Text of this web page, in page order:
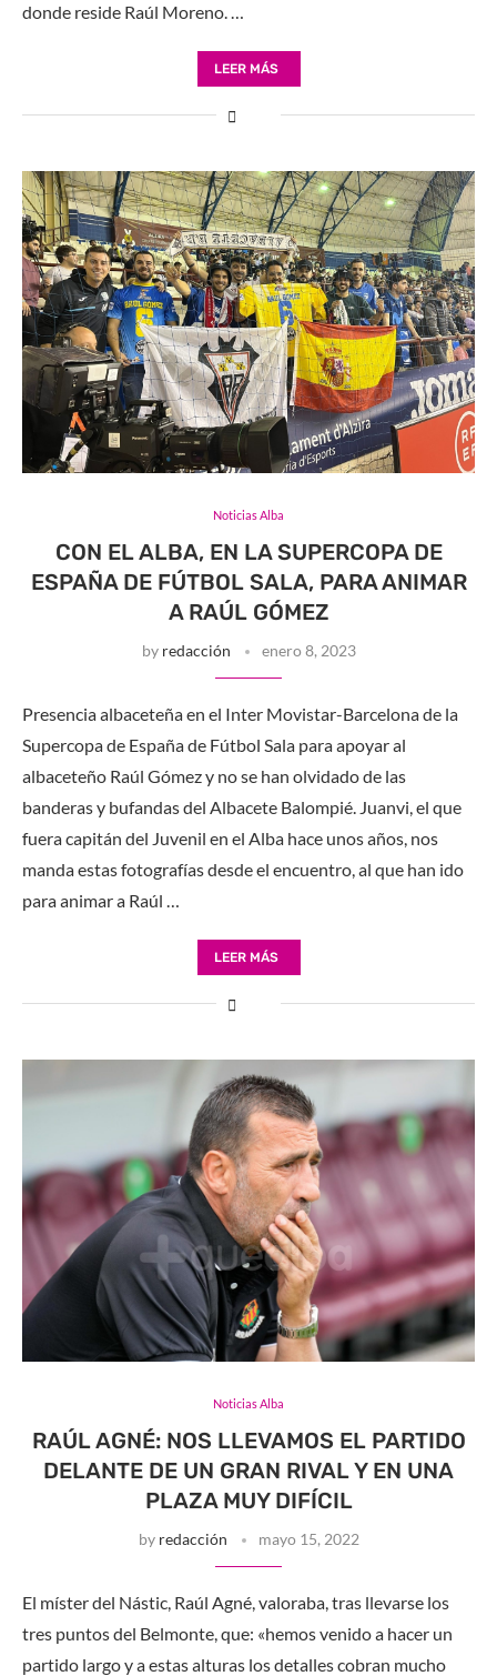
donde reside Raúl Moreno. …
LEER MÁS
Noticias Alba
CON EL ALBA, EN LA SUPERCOPA DE
ESPAÑA DE FÚTBOL SALA, PARA ANIMAR
A RAÚL GÓMEZ
by redacción enero 8, 2023
Presencia albaceteña en el Inter Movistar-Barcelona de la
Supercopa de España de Fútbol Sala para apoyar al
albaceteño Raúl Gómez y no se han olvidado de las
banderas y bufandas del Albacete Balompié. Juanvi, el que
fuera capitán del Juvenil en el Alba hace unos años, nos
manda estas fotografías desde el encuentro, al que han ido
para animar a Raúl …
LEER MÁS
Noticias Alba
RAÚL AGNÉ: NOS LLEVAMOS EL PARTIDO
DELANTE DE UN GRAN RIVAL Y EN UNA
PLAZA MUY DIFÍCIL
by redacción mayo 15, 2022
El míster del Nástic, Raúl Agné, valoraba, tras llevarse los
tres puntos del Belmonte, que: «hemos venido a hacer un
partido largo y a estas alturas los detalles cobran mucho